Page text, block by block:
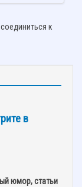
к
в
юмор, статьи